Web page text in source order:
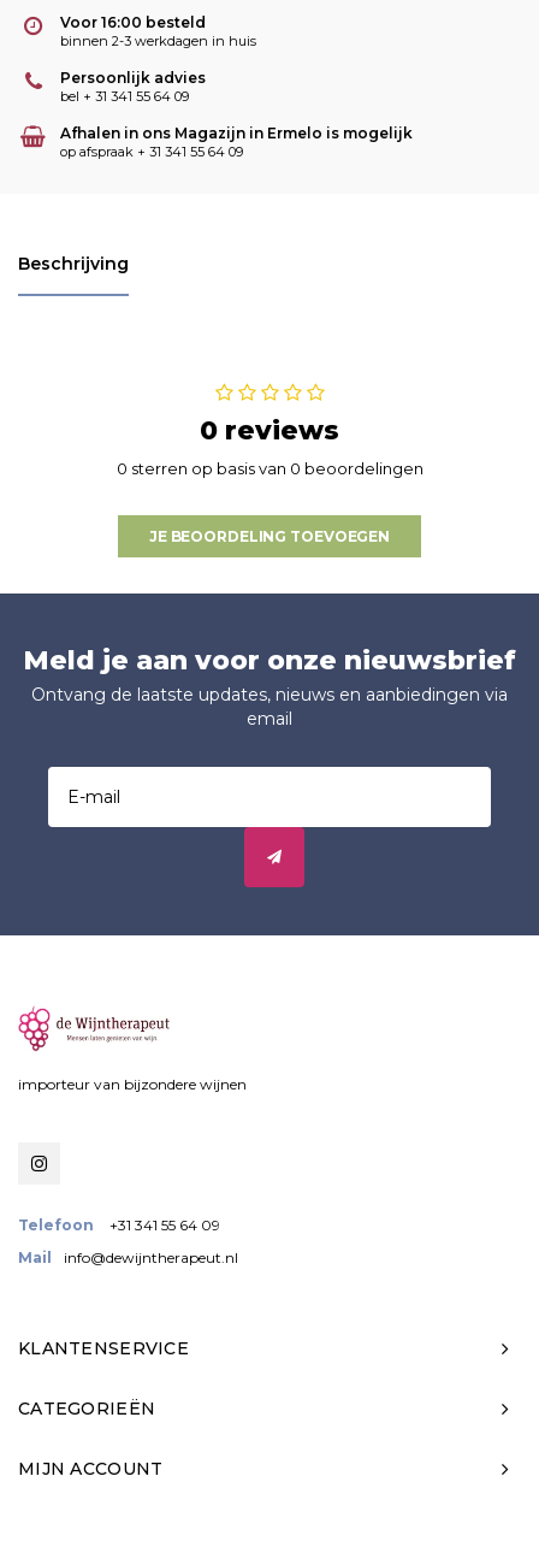
Voor 16:00 besteld
binnen 2-3 werkdagen in huis
Persoonlijk advies
bel + 31 341 55 64 09
Afhalen in ons Magazijn in Ermelo is mogelijk
op afspraak + 31 341 55 64 09
Beschrijving
0 reviews
0 sterren op basis van 0 beoordelingen
JE BEOORDELING TOEVOEGEN
Meld je aan voor onze nieuwsbrief
Ontvang de laatste updates, nieuws en aanbiedingen via
email
importeur van bijzondere wijnen
Telefoon
+31 341 55 64 09
Mail
info@dewijntherapeut.nl
KLANTENSERVICE
CATEGORIEËN
MIJN ACCOUNT